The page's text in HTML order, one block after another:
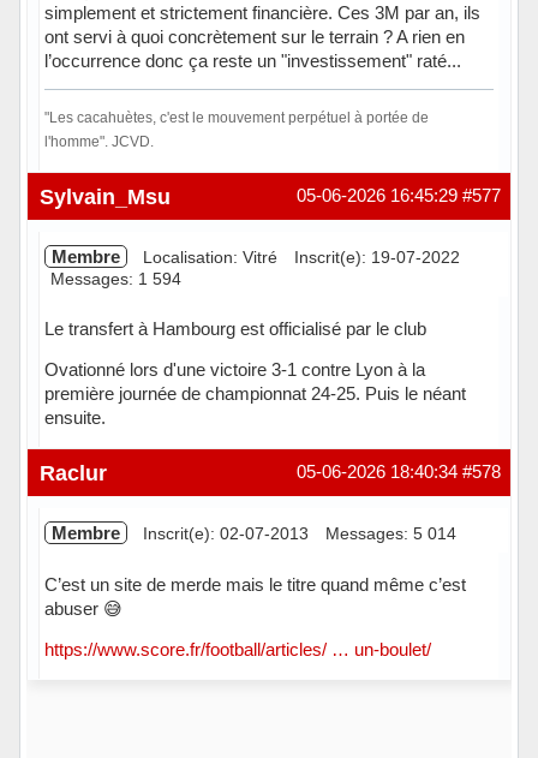
simplement et strictement financière. Ces 3M par an, ils
ont servi à quoi concrètement sur le terrain ? A rien en
l’occurrence donc ça reste un "investissement" raté...
"Les cacahuètes, c'est le mouvement perpétuel à portée de
l'homme". JCVD.
Hors ligne #577
05-06-2026 16:45:29
Sylvain_Msu
Membre Localisation: Vitré
Inscrit(e): 19-07-2022
Messages: 1 594
Le transfert à Hambourg est officialisé par le club
Ovationné lors d'une victoire 3-1 contre Lyon à la
première journée de championnat 24-25. Puis le néant
ensuite.
Hors ligne #578
05-06-2026 18:40:34
Raclur
Membre Inscrit(e): 02-07-2013 Messages: 5 014
C’est un site de merde mais le titre quand même c’est
abuser 😅
https://www.score.fr/football/articles/ … un-boulet/